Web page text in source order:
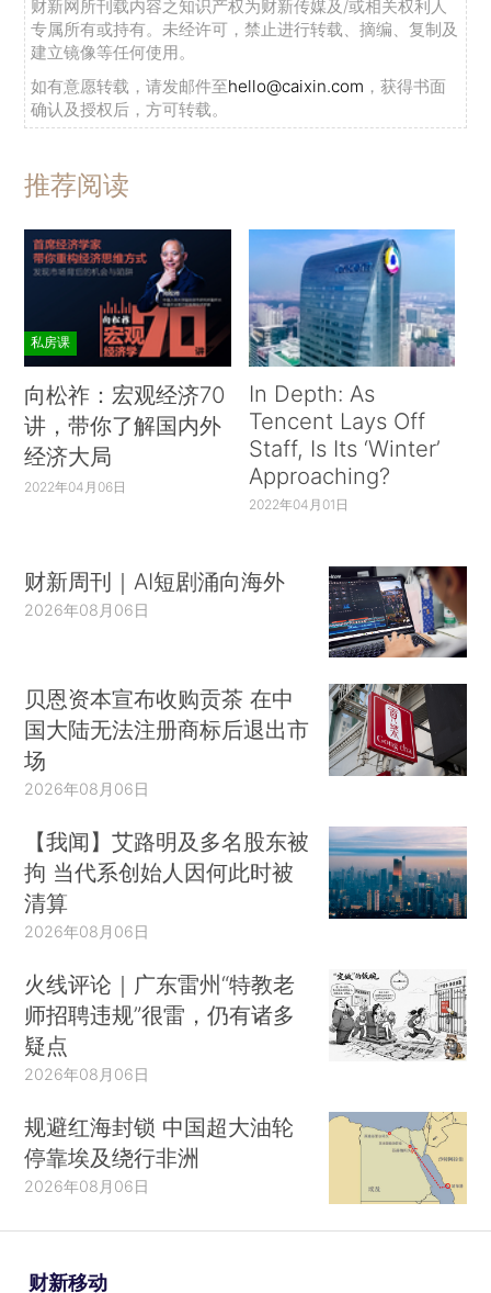
财新网所刊载内容之知识产权为财新传媒及/或相关权利人
专属所有或持有。未经许可，禁止进行转载、摘编、复制及
建立镜像等任何使用。
如有意愿转载，请发邮件至hello@caixin.com ，获得书面
确认及授权后，方可转载。
推荐阅读
私房课
向松祚：宏观经济70
讲，带你了解国内外
经济大局
2022年04月06日
In Depth: As
Tencent Lays Off
Staff, Is Its ‘Winter’
Approaching?
2022年04月01日
财新周刊｜AI短剧涌向海外
2026年08月06日
贝恩资本宣布收购贡茶 在中
国大陆无法注册商标后退出市
场
2026年08月06日
【我闻】艾路明及多名股东被
拘 当代系创始人因何此时被
清算
2026年08月06日
火线评论｜广东雷州“特教老
师招聘违规”很雷，仍有诸多
疑点
2026年08月06日
规避红海封锁 中国超大油轮
停靠埃及绕行非洲
2026年08月06日
财新移动